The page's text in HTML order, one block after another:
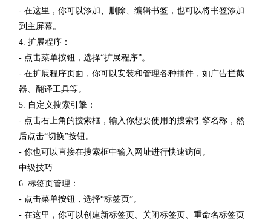
- 在这里，你可以添加、删除、编辑书签，也可以将书签添加
到主屏幕。
4. 扩展程序：
- 点击菜单按钮，选择“扩展程序”。
- 在扩展程序页面，你可以安装和管理各种插件，如广告拦截
器、翻译工具等。
5. 自定义搜索引擎：
- 点击右上角的搜索框，输入你想要使用的搜索引擎名称，然
后点击“切换”按钮。
- 你也可以直接在搜索框中输入网址进行快速访问。
中级技巧
6. 标签页管理：
- 点击菜单按钮，选择“标签页”。
- 在这里，你可以创建新标签页、关闭标签页、重命名标签页